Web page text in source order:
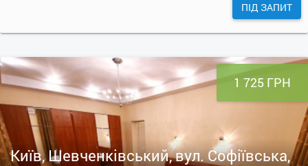
ПІД ЗАПИТ
1 725 ГРН
Київ, Шевченківський, вул. Софіївська,